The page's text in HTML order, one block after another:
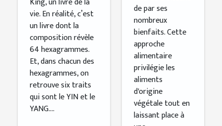
vie. En réalité, c’est
un livre dont la
composition révèle
64 hexagrammes.
Et, dans chacun des
hexagrammes, on
retrouve six traits
qui sont le YIN et le
YANG....
de par ses
nombreux
bienfaits. Cette
approche
alimentaire
privilégie les
aliments
d'origine
végétale tout en
laissant place à